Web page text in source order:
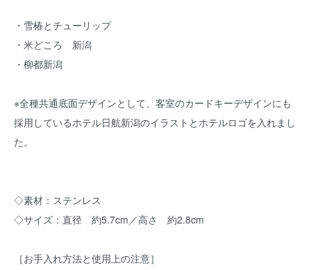
・雪椿とチューリップ
・米どころ 新潟
・柳都新潟
※全種共通底面デザインとして、客室のカードキーデザインにも
採用しているホテル日航新潟のイラストとホテルロゴを入れまし
た。
◇素材：ステンレス
◇サイズ：直径 約5.7cm／高さ 約2.8cm
［お手入れ方法と使用上の注意］